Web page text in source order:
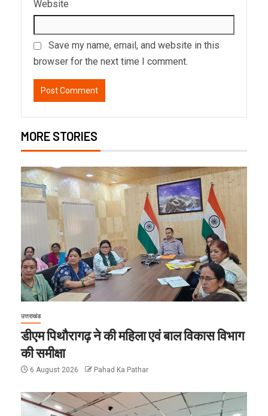
Website
Save my name, email, and website in this
browser for the next time I comment.
MORE STORIES
उत्तराखंड
डीएम पिथौरागढ़ ने की महिला एवं बाल विकास विभाग
की समीक्षा
6 August 2026 Pahad Ka Pathar